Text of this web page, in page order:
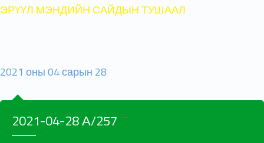
ЭРҮҮЛ МЭНДИЙН САЙДЫН ТУШААЛ
2021 оны 04 сарын 28
2021-04-28 А/257